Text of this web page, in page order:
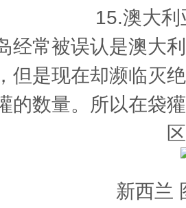
15.澳大
经常被误认是澳大
但是现在却濒临灭
的数量。所以在袋
新西兰